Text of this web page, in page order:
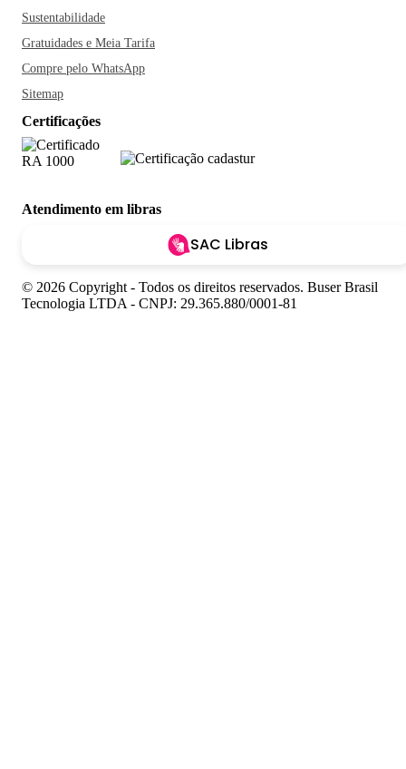
Sustentabilidade
Gratuidades e Meia Tarifa
Compre pelo WhatsApp
Sitemap
Certificações
Atendimento em libras
SAC Libras
© 2026 Copyright - Todos os direitos reservados. Buser Brasil
Tecnologia LTDA - CNPJ: 29.365.880/0001-81